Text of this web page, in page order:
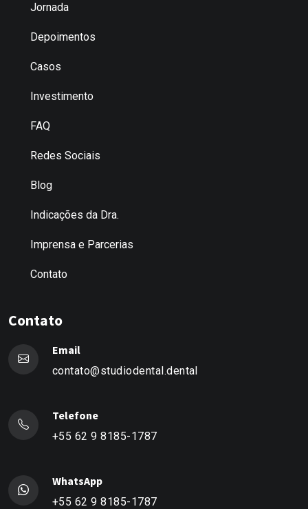
Jornada
Depoimentos
Casos
Investimento
FAQ
Redes Sociais
Blog
Indicações da Dra.
Imprensa e Parcerias
Contato
Contato
Email
contato@studiodental.dental
Telefone
+55 62 9 8185-1787
WhatsApp
+55 62 9 8185-1787